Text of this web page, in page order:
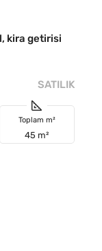
kira getirisi
SATILIK
Toplam m²
45 m²